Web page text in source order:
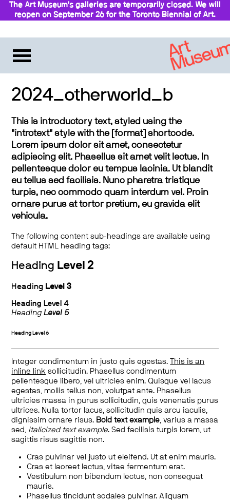
The Art Museum’s galleries are temporarily closed. We will
reopen on September 26 for the Toronto Biennial of Art.
2024_otherworld_b
This is introductory text, styled using the
"introtext" style with the [format] shortcode.
Lorem ipsum dolor sit amet, consectetur
adipiscing elit. Phasellus sit amet velit lectus. In
pellentesque dolor eu tempus lacinia. Ut blandit
eu tellus sed facilisis. Nunc pharetra tristique
turpis, nec commodo quam interdum vel. Proin
ornare purus at tortor pretium, eu gravida elit
vehicula.
The following content sub-headings are available using
default HTML heading tags:
Heading Level 2
Heading Level 3
Heading Level 4
HeadingLevel 5
Heading Level 6
Integer condimentum in justo quis egestas.
This is an
inline link sollicitudin. Phasellus condimentum
pellentesque libero, vel ultricies enim. Quisque vel lacus
egestas, mollis tellus non, volutpat ante. Phasellus
ultricies massa in purus sollicitudin, quis venenatis purus
ultrices. Nulla tortor lacus, sollicitudin quis arcu iaculis,
dignissim ornare risus. Bold text example, varius a massa
sed, italicized text example. Sed facilisis turpis lorem, ut
sagittis risus sagittis non.
Cras pulvinar vel justo ut eleifend. Ut at enim mauris.
Cras et laoreet lectus, vitae fermentum erat.
Vestibulum non bibendum lectus, non consequat
mauris.
Phasellus tincidunt sodales pulvinar. Aliquam